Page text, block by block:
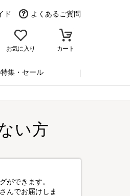
ド よくあるご質問
お気に入り カート
特集・セール
い方
ができます。
んでお届けしま